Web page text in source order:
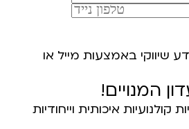
שיווקי באמצעות מייל או
המנויים!
קולנועיות איכותית וייחודיות